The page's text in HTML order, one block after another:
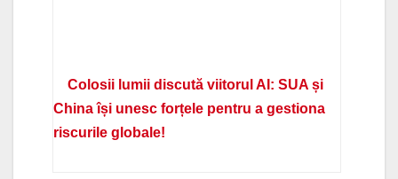
Colosii lumii discută viitorul AI: SUA și
China își unesc forțele pentru a gestiona
riscurile globale!